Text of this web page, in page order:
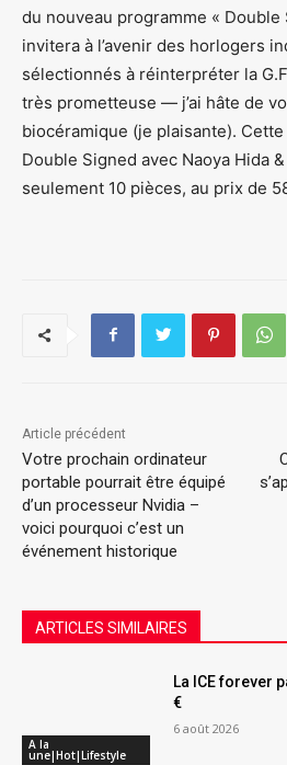
du nouveau programme «
invitera à l’avenir des horlogers
sélectionnés à réinterpréter la
très prometteuse — j’ai hâte de
biocéramique (je plaisante). Cette
Double Signed avec Naoya Hida
seulement 10 pièces, au prix de
Article précédent
Votre prochain ordinateur
portable pourrait être équipé
d’un processeur Nvidia –
voici pourquoi c’est un
événement historique
ARTICLES SIMILAIRES
A la
une|Hot|Lifestyle
La ICE forever
€
6 août 2026